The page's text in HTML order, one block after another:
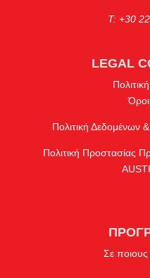
Τ: +30
LEGAL
Πολιτική Δεδομένων
Πολιτική Προστασίας
Σε